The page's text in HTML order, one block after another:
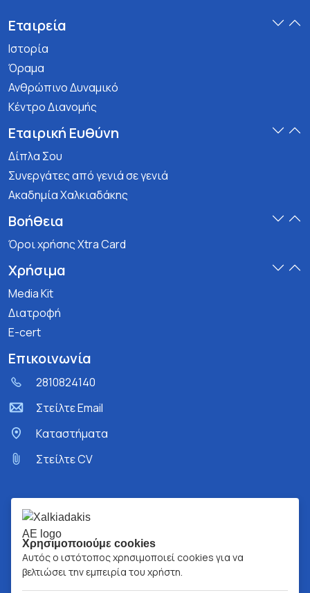
Εταιρεία
Ιστορία
Όραμα
Ανθρώπινο Δυναμικό
Κέντρο Διανομής
Εταιρική Ευθύνη
Δίπλα Σου
Συνεργάτες από γενιά σε γενιά
Ακαδημία Χαλκιαδάκης
Βοήθεια
Όροι χρήσης Xtra Card
Χρήσιμα
Media Kit
Διατροφή
E-cert
Επικοινωνία
2810824140
Στείλτε Email
Kαταστήματα
Στείλτε CV
Χρησιμοποιούμε cookies
Αυτός ο ιστότοπος χρησιμοποιεί cookies για να
βελτιώσει την εμπειρία του χρήστη.